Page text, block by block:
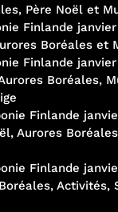
Père Noël et
Finlande
Boréales et
Finlande
Boréales,
Finlande
Aurores
Finlande
Activités,